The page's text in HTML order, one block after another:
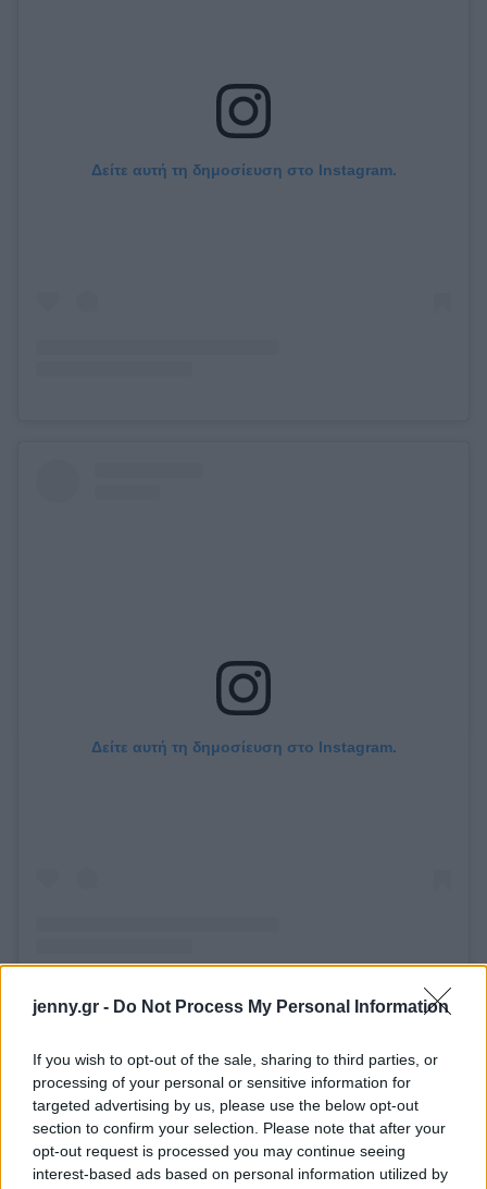
jenny.gr - Do Not Process My Personal Information
If you wish to opt-out of the sale, sharing to third parties, or
processing of your personal or sensitive information for
targeted advertising by us, please use the below opt-out
section to confirm your selection. Please note that after your
opt-out request is processed you may continue seeing
interest-based ads based on personal information utilized by
Δείτε αυτή τη δημοσίευση στο Instagram.
Δείτε αυτή τη δημοσίευση στο Instagram.